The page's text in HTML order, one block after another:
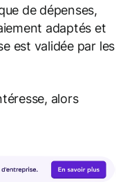
de dépenses,
adaptés et
est validée par les
alors